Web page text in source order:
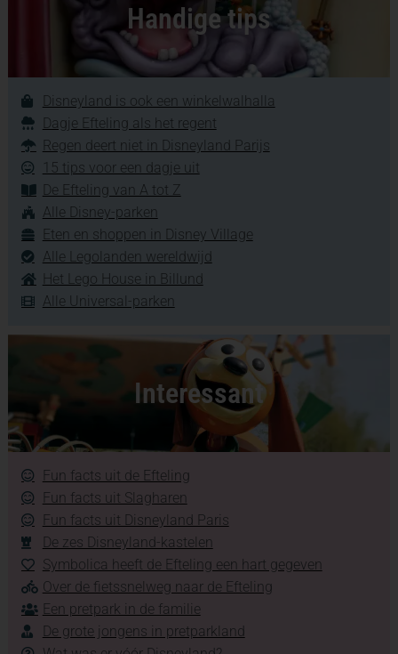
Handige tips
Disneyland is ook een winkelwalhalla
Dagje Efteling als het regent
Regen deert niet in Disneyland Parijs
15 tips voor een dagje uit
De Efteling van A tot Z
Alle Disney-parken
Eten en shoppen in Disney Village
Alle Legolanden wereldwijd
Het Lego House in Billund
Alle Universal-parken
Interessant
Fun facts uit de Efteling
Fun facts uit Slagharen
Fun facts uit Disneyland Paris
De zes Disneyland-kastelen
Symbolica heeft de Efteling een hart gegeven
Over de fietssnelweg naar de Efteling
Een pretpark in de familie
De grote jongens in pretparkland